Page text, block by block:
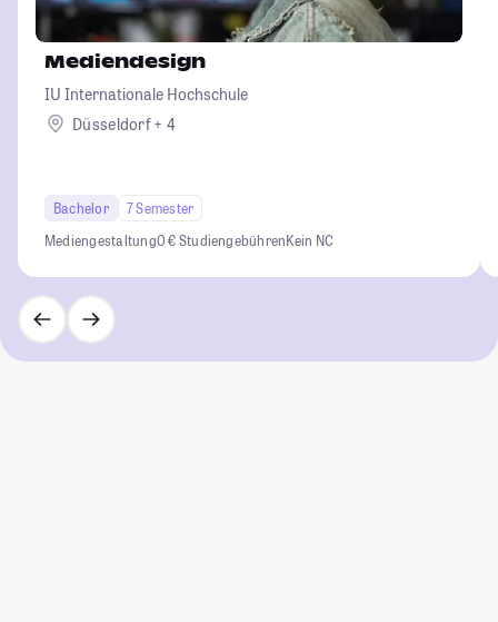
Mediendesign
IU Internationale Hochschule
Düsseldorf + 4
Bachelor
7 Semester
Mediengestaltung0 € StudiengebührenKein NC